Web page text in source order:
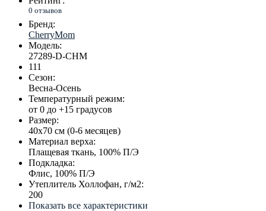
0 отзывов
Бренд:
CherryMom
Модель:
27289-D-CHM
111
Сезон:
Весна-Осень
Температурный режим:
от 0 до +15 градусов
Размер:
40х70 см (0-6 месяцев)
Материал верха:
Плащевая ткань, 100% П/Э
Подкладка:
Флис, 100% П/Э
Утеплитель Холлофан, г/м2:
200
Показать все характеристики